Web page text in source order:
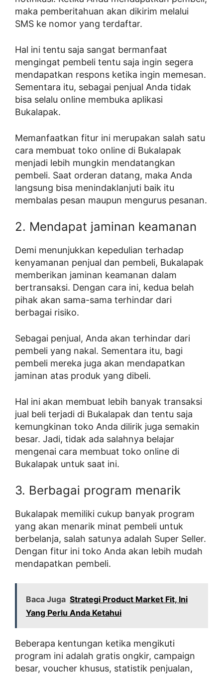
maka pemberitahuan akan dikirim melalui
SMS ke nomor yang terdaftar.
Hal ini tentu saja sangat bermanfaat
mengingat pembeli tentu saja ingin segera
mendapatkan respons ketika ingin memesan.
Sementara itu, sebagai penjual Anda tidak
bisa selalu online membuka aplikasi
Bukalapak.
Memanfaatkan fitur ini merupakan salah satu
cara membuat toko online di Bukalapak
menjadi lebih mungkin mendatangkan
pembeli. Saat orderan datang, maka Anda
langsung bisa menindaklanjuti baik itu
membalas pesan maupun mengurus pesanan.
2. Mendapat jaminan keamanan
Demi menunjukkan kepedulian terhadap
kenyamanan penjual dan pembeli, Bukalapak
memberikan jaminan keamanan dalam
bertransaksi. Dengan cara ini, kedua belah
pihak akan sama-sama terhindar dari
berbagai risiko.
Sebagai penjual, Anda akan terhindar dari
pembeli yang nakal. Sementara itu, bagi
pembeli mereka juga akan mendapatkan
jaminan atas produk yang dibeli.
Hal ini akan membuat lebih banyak transaksi
jual beli terjadi di Bukalapak dan tentu saja
kemungkinan toko Anda dilirik juga semakin
besar. Jadi, tidak ada salahnya belajar
mengenai cara membuat toko online di
Bukalapak untuk saat ini.
3. Berbagai program menarik
Bukalapak memiliki cukup banyak program
yang akan menarik minat pembeli untuk
berbelanja, salah satunya adalah Super Seller.
Dengan fitur ini toko Anda akan lebih mudah
mendapatkan pembeli.
Baca Juga Strategi Product Market Fit, Ini
Yang Perlu Anda Ketahui
Beberapa kentungan ketika mengikuti
program ini adalah gratis ongkir, campaign
besar, voucher khusus, statistik penjualan,